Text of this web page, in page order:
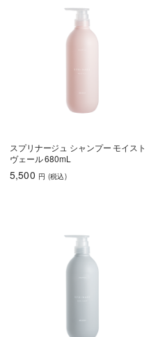
スプリナージュ シャンプー モイスト
ヴェール 680mL
5,500 円 (税込)